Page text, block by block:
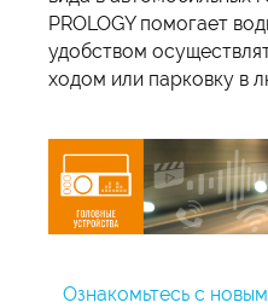
PROLOGY помогает
удобством
ходом или парковку в
Ознакомьтесь с